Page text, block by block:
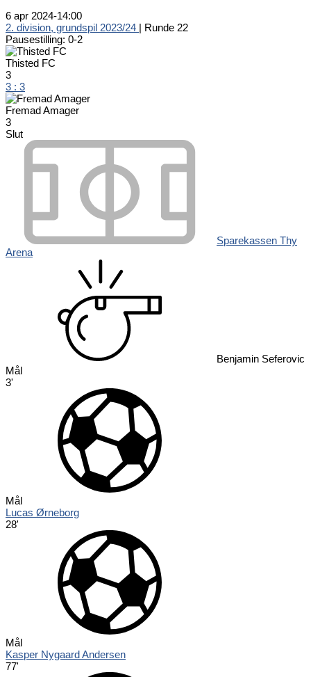
6 apr 2024-14:00
2. division, grundspil 2023/24 | Runde 22
Pausestilling: 0-2
Thisted FC
3
3 : 3
Fremad Amager
3
Slut
Sparekassen Thy
Arena
Benjamin Seferovic
Mål
3'
Mål
Lucas Ørneborg
28'
Mål
Kasper Nygaard Andersen
77'